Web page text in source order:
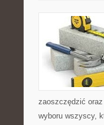
zaoszczędzić
wyboru wszyscy,